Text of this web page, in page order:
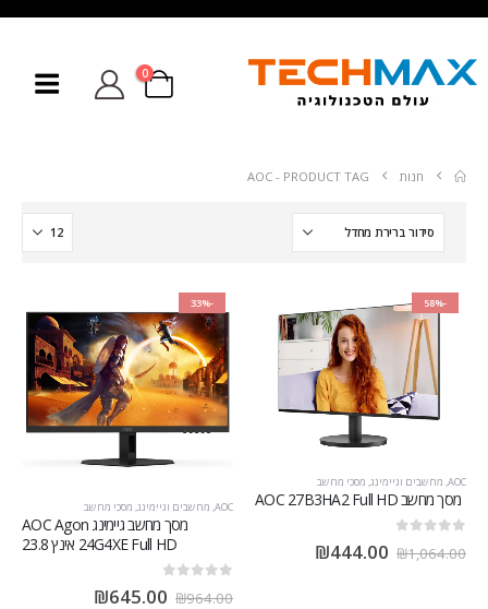
0
חנות PRODUCT TAG -
AOC
-58%
AOC
, מחשבים וגיימינג, מסכי מחשב
מסך מחשב AOC 27B3HA2 Full HD
₪1,064.00
₪444.00
-33%
AOC
, מחשבים וגיימינג, מסכי מחשב
מסך מחשב גיימינג AOC Agon
24G4XE Full HD אינץ 23.8
₪964.00
₪645.00